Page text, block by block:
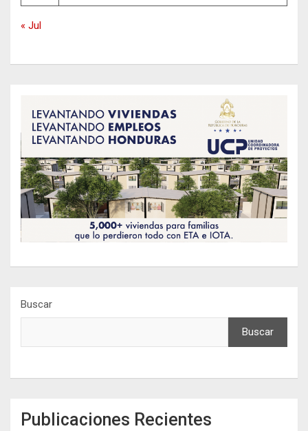
« Jul
Buscar
Buscar
Publicaciones Recientes